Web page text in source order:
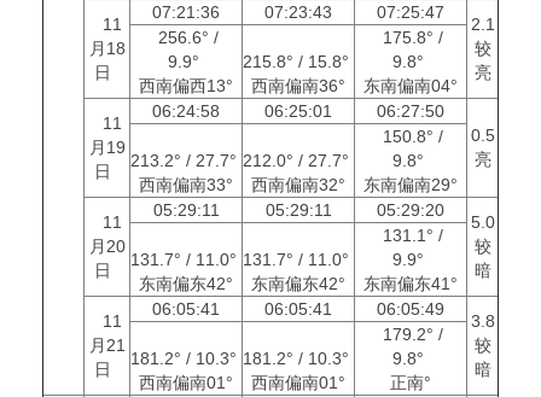
11
月18
日
07:21:36 07:23:43 07:25:47
2.1
较
亮
256.6° /
9.9°
西南偏西13°
215.8° / 15.8°
西南偏南36°
175.8° /
9.8°
东南偏南04°
11
月19
日
06:24:58 06:25:01
06:27:50
0.5
亮
213.2° / 27.7°
西南偏南33°
212.0° / 27.7°
西南偏南32°
150.8° /
9.8°
东南偏南29°
11
月20
日
05:29:11 05:29:11 05:29:20
5.0
较
暗
131.7° / 11.0°
东南偏东42°
131.7° / 11.0°
东南偏东42°
131.1° /
9.9°
东南偏东41°
11
月21
日
06:05:41 06:05:41 06:05:49
3.8
较
暗
181.2° / 10.3°
西南偏南01°
181.2° / 10.3°
西南偏南01°
179.2° /
9.8°
正南°